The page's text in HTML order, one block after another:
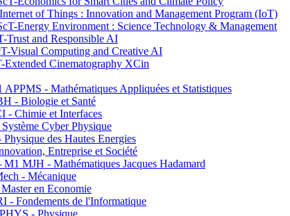
of Things : Innovation and Management Program (IoT)
Energy Environment : Science Technology & Management
and Responsible AI
Visual Computing and Creative AI
Cinematography XCin
- Mathématiques Appliquées et Statistiques
- Biologie et Santé
Chimie et Interfaces
Cyber Physique
des Hautes Energies
Entreprise et Société
MJH - Mathématiques Jacques Hadamard
- Mécanique
en Economie
- Fondements de l'Informatique
- Physique